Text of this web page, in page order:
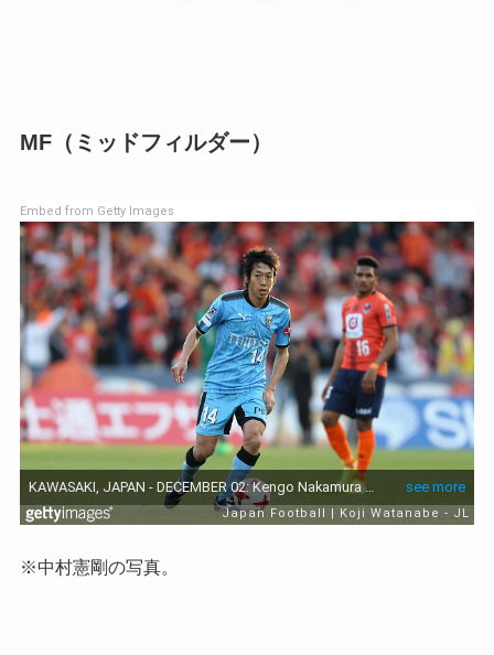
MF（ミッドフィルダー）
Embed from Getty Images
※中村憲剛の写真。